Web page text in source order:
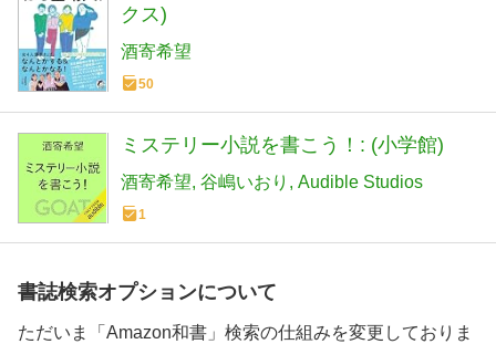
クス)
酒寄希望
50
ミステリー小説を書こう！: (小学館)
酒寄希望 谷嶋いおり Audible Studios
1
書誌検索オプションについて
ただいま「Amazon和書」検索の仕組みを変更しておりま